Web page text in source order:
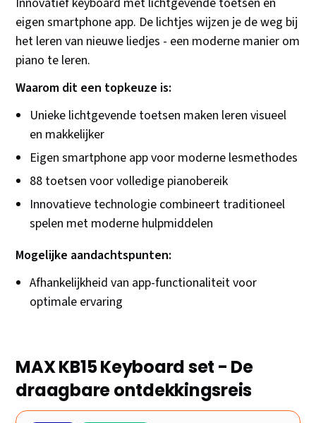
eigen smartphone app. De lichtjes wijzen je de weg bij
het leren van nieuwe liedjes - een moderne manier om
piano te leren.
Waarom dit een topkeuze is:
Unieke lichtgevende toetsen maken leren visueel
en makkelijker
Eigen smartphone app voor moderne lesmethodes
88 toetsen voor volledige pianobereik
Innovatieve technologie combineert traditioneel
spelen met moderne hulpmiddelen
Mogelijke aandachtspunten:
Afhankelijkheid van app-functionaliteit voor
optimale ervaring
MAX KB15 Keyboard set - De
draagbare ontdekkingsreis